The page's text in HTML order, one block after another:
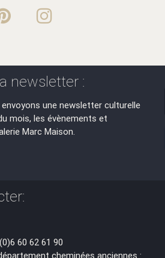
newsletter :
une newsletter culturelle
mois, les évènements et
Marc Maison.
60 62 61 90
cheminées anciennes :